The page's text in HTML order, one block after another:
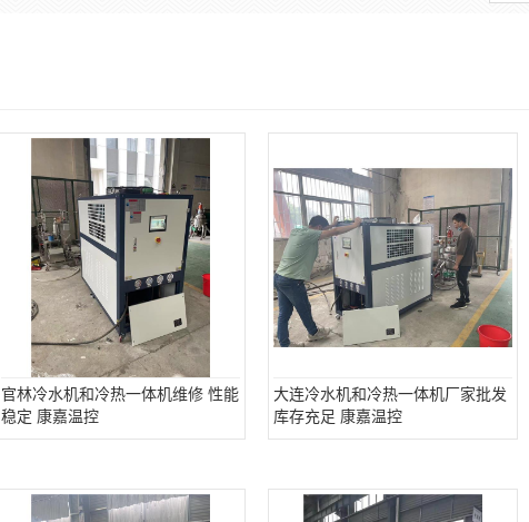
官林冷水机和冷热一体机维修 性能
稳定 康嘉温控
大连冷水机和冷热一体机厂家批发
库存充足 康嘉温控